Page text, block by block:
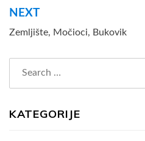
NEXT
Zemljište, Močioci, Bukovik
KATEGORIJE